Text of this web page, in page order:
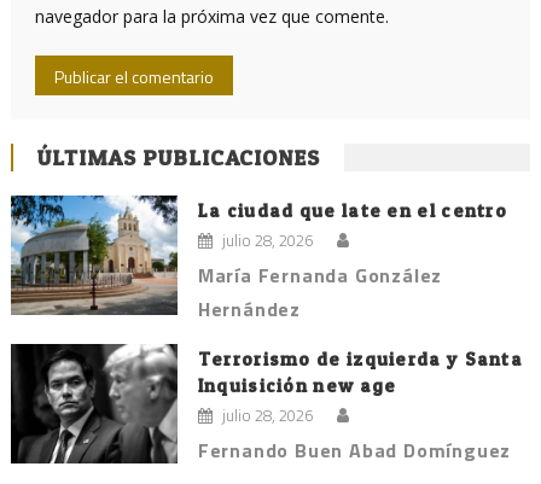
navegador para la próxima vez que comente.
ÚLTIMAS PUBLICACIONES
La ciudad que late en el centro
julio 28, 2026
María Fernanda González
Hernández
Terrorismo de izquierda y Santa
Inquisición new age
julio 28, 2026
Fernando Buen Abad Domínguez